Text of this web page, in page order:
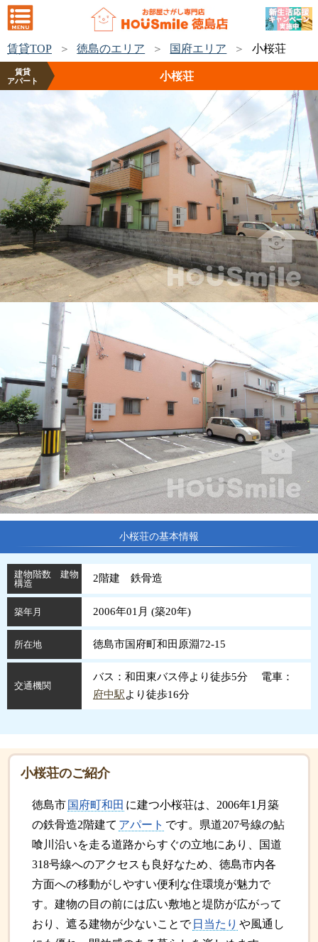
賃貸TOP 徳島のエリア 国府エリア 小桜荘
賃貸
アパート
小桜荘
小桜荘の基本情報
建物階数 建物
構造
2階建 鉄骨造
築年月 2006年01月 (築20年)
所在地 徳島市国府町和田原淵72-15
交通機関
バス：和田東バス停より徒歩5分 電車：
府中駅より徒歩16分
小桜荘のご紹介
徳島市 国府町和田 に建つ小桜荘は、2006年1月築
の鉄骨造2階建て アパート です。県道207号線の鮎
喰川沿いを走る道路からすぐの立地にあり、国道
318号線へのアクセスも良好なため、徳島市内各
方面への移動がしやすい便利な住環境が魅力で
す。建物の目の前には広い敷地と堤防が広がって
おり、遮る建物が少ないことで 日当たり や風通し